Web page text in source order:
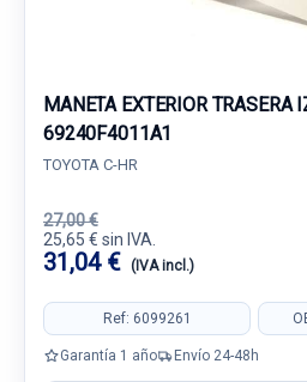
MANETA EXTERIOR TRASERA
69240F4011A1
TOYOTA C-HR
27,00 €
25,65 € sin IVA.
31,04 € (IVA incl.)
Ref: 6099261
Garantía 1 año Envío 24-48h